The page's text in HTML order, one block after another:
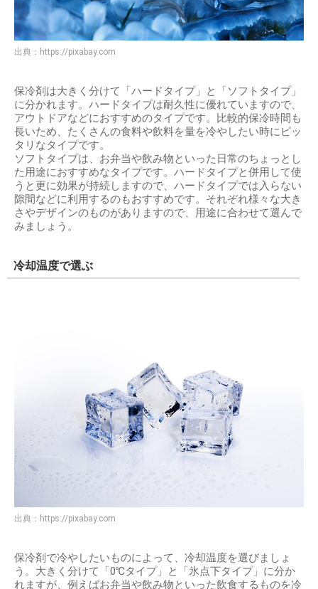
出典： https://pixabay.com
保冷剤は大きく分けて「ハードタイプ」と「ソフトタイプ」
に分かれます。ハードタイプは耐久性に優れていますので、
アウトドアなどにおすすめのタイプです。比較的保冷時間も
長いため、たくさんの食料や飲料を量を冷やしたい時にピッ
タリなタイプです。
ソフトタイプは、お弁当や飲み物といった日常のちょっとし
た用途におすすめなタイプです。ハードタイプと併用して使
うと更に効果が持続しますので、ハードタイプでは入らない
隙間などに利用するのもおすすめです。それぞれ様々な大き
さやデザインのものがありますので、用途に合わせて選んで
みましょう。
冷却温度で選ぶ
出典： https://pixabay.com
保冷剤で冷やしたいものによって、冷却温度を選びましょ
う。大きく分けて「0℃タイプ」と「氷点下タイプ」に分か
れますが、例えばお弁当や飲み物といった飲食するものを冷